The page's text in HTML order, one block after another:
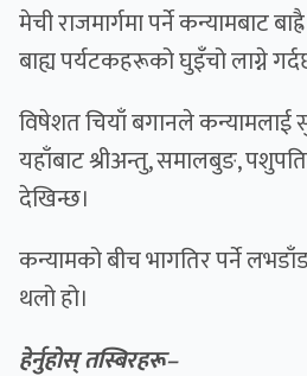
मेची राजमार्गमा पर्ने कन्यामबाट
बाह्य पर्यटकहरूको घुइँचो लाग्ने
विषेशत चियाँ बगानले कन्यामलाई
यहाँबाट श्रीअन्तु, समालबुङ,
देखिन्छ।
कन्यामको बीच भागतिर पर्ने
थलो हो।
हेर्नुहाेस् तस्बिरहरू–